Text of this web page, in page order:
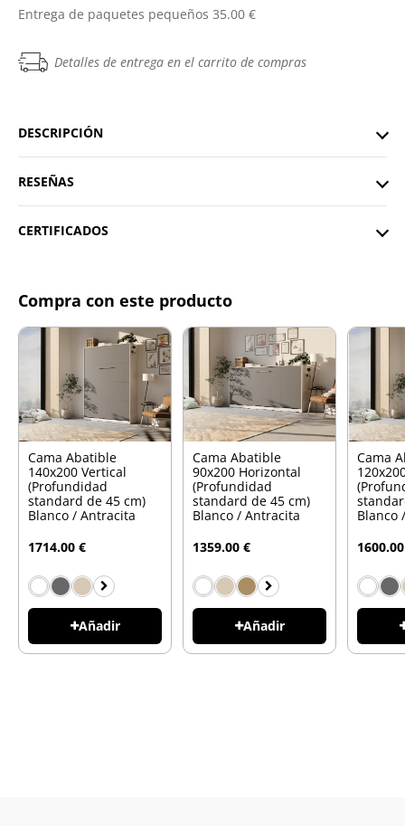
Entrega de paquetes pequeños 35.00 €
Detalles de entrega en el carrito de compras
DESCRIPCIÓN
RESEÑAS
CERTIFICADOS
Compra con este producto
Cama Abatible
140x200 Vertical
(Profundidad
standard de 45 cm)
Blanco / Antracita
1714.00 €
Añadir
Cama Abatible
90x200 Horizontal
(Profundidad
standard de 45 cm)
Blanco / Antracita
1359.00 €
Añadir
Cama
Blanco